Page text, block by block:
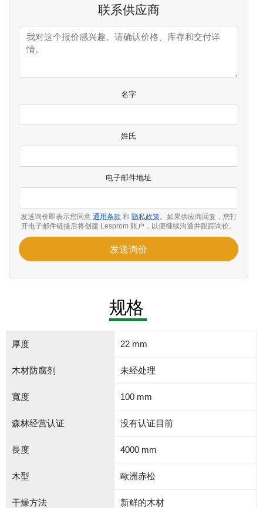
联系供应商
名字
姓氏
电子邮件地址
发送询价即表示您同意 通用条款 和 隐私政策。如果供应商回复，您打
开电子邮件链接后将创建 Lesprom 账户，以便继续沟通并跟踪询价。
发送询价
规格
厚度 22 mm
木材防腐剂 未经处理
寬度 100 mm
森林经营认证 没有认证目前
長度 4000 mm
木型 歐洲赤松
干燥方法 新鲜的木材